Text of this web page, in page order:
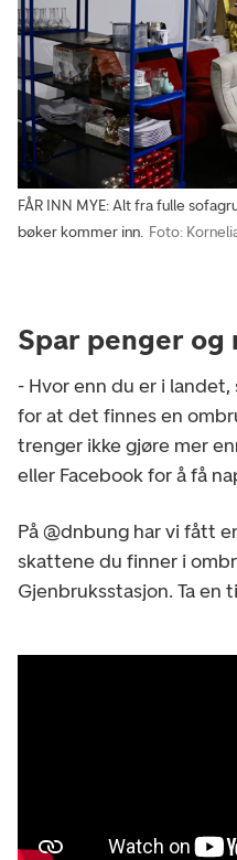
FÅR INN MYE: Alt fra fulle
bøker kommer inn. Foto:
Spar penger og
- Hvor enn du er i
for at det finnes en
trenger ikke gjøre mer
eller Facebook for å få
På @dnbung har vi fått
skattene du finner i
Gjenbruksstasjon. Ta en